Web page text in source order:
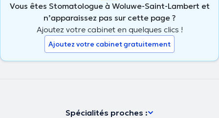
Vous êtes Stomatologue à Woluwe-Saint-Lambert et
n’apparaissez pas sur cette page ?
Ajoutez votre cabinet en quelques clics !
Ajoutez votre cabinet gratuitement
Spécialités proches :